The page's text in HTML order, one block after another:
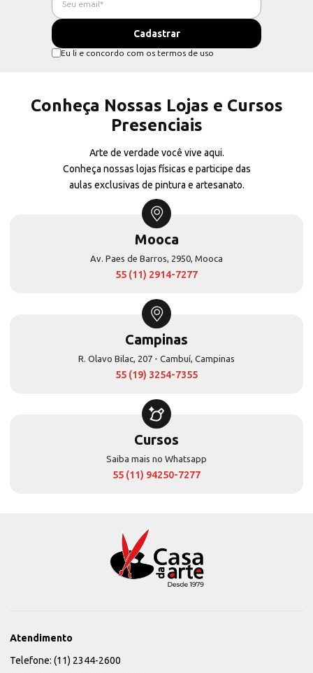
Eu li e concordo com os termos de uso
Conheça Nossas Lojas e Cursos
Presenciais
Arte de verdade você vive aqui.
Conheça nossas lojas físicas e participe das
aulas exclusivas de pintura e artesanato.
Mooca
Av. Paes de Barros, 2950, Mooca
55 (11) 2914-7277
Campinas
R. Olavo Bilac, 207 - Cambuí, Campinas
55 (19) 3254-7355
Cursos
Saiba mais no Whatsapp
55 (11) 94250-7277
Atendimento
Telefone: (11) 2344-2600